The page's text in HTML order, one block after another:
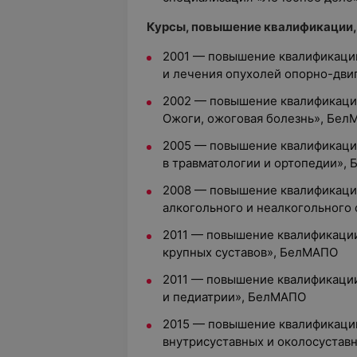
Курсы, повышение
2001 — повышение
и лечения опухолей опорно-
2002 — повышение
Ожоги, ожоговая болезнь»,
2005 — повышение
в травматологии и
2008 — повышение
алкогольного и
2011 — повышение
крупных суставов», БелМАПО
2011 — повышение
и педиатрии», БелМАПО
2015 — повышение
внутрисуставных и